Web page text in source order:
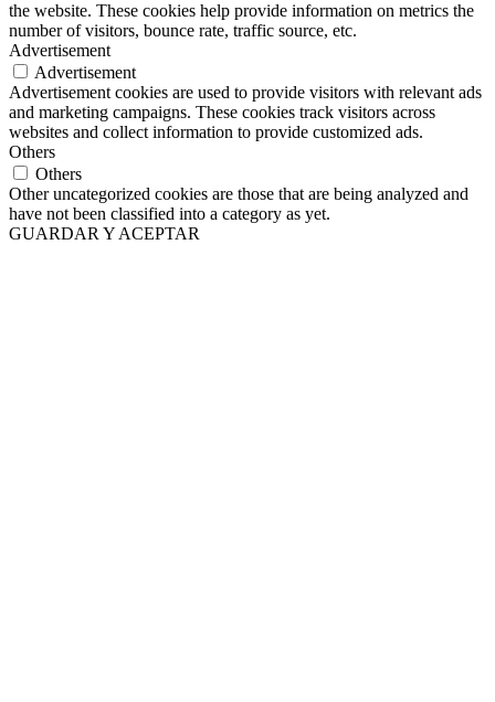
the website. These cookies help provide information on metrics the
number of visitors, bounce rate, traffic source, etc.
Advertisement
Advertisement
Advertisement cookies are used to provide visitors with relevant ads
and marketing campaigns. These cookies track visitors across
websites and collect information to provide customized ads.
Others
Others
Other uncategorized cookies are those that are being analyzed and
have not been classified into a category as yet.
GUARDAR Y ACEPTAR